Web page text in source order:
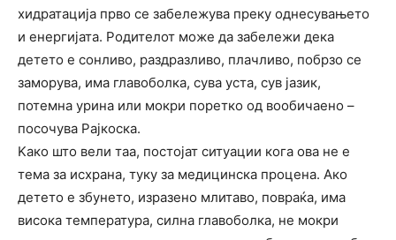
хидратација прво се забележува преку однесувањето
и енергијата. Родителот може да забележи дека
детето е сонливо, раздразливо, плачливо, побрзо се
заморува, има главоболка, сува уста, сув јазик,
потемна урина или мокри поретко од вообичаено –
посочува Рајкоска.
Kaко што вели таа, постојат ситуации кога ова не е
тема за исхрана, туку за медицинска процена. Ако
детето е збунето, изразено млитаво, повраќа, има
висока температура, силна главоболка, не мокри